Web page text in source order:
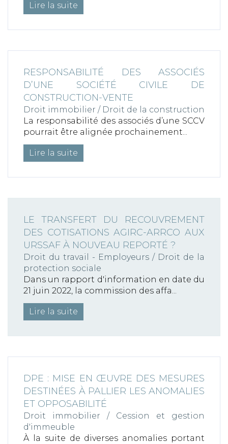
Lire la suite
RESPONSABILITÉ DES ASSOCIÉS
D’UNE SOCIÉTÉ CIVILE DE
CONSTRUCTION-VENTE
Droit immobilier / Droit de la construction
La responsabilité des associés d’une SCCV
pourrait être alignée prochainement...
Lire la suite
LE TRANSFERT DU RECOUVREMENT
DES COTISATIONS AGIRC-ARRCO AUX
URSSAF À NOUVEAU REPORTÉ ?
Droit du travail - Employeurs / Droit de la
protection sociale
Dans un rapport d'information en date du
21 juin 2022, la commission des affa...
Lire la suite
DPE : MISE EN ŒUVRE DES MESURES
DESTINÉES À PALLIER LES ANOMALIES
ET OPPOSABILITÉ
Droit immobilier / Cession et gestion
d'immeuble
À la suite de diverses anomalies portant
Nous avons recours à des cookies techniques pour
assurer le bon fonctionnement du site, nous utilisons
également des cookies soumis à votre consentement
pour collecter des statistiques de visite.
Cliquez ci-dessous sur « ACCEPTER » pour accepter le
dépôt de l'ensemble des cookies ou sur « CONFIGURER
» pour choisir quels cookies nécessitant votre
consentement seront déposés (cookies statistiques),
avant de continuer votre visite du site.